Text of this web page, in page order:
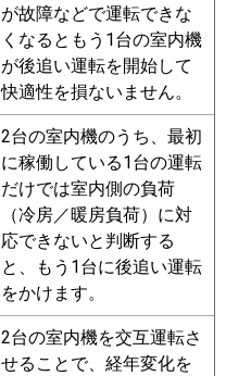
が故障などで運転できな
くなるともう1台の室内機
が後追い運転を開始して
快適性を損ないません。
2台の室内機のうち、最初
に稼働している1台の運転
だけでは室内側の負荷
（冷房／暖房負荷）に対
応できないと判断する
と、もう1台に後追い運転
をかけます。
2台の室内機を交互運転さ
せることで、経年変化を